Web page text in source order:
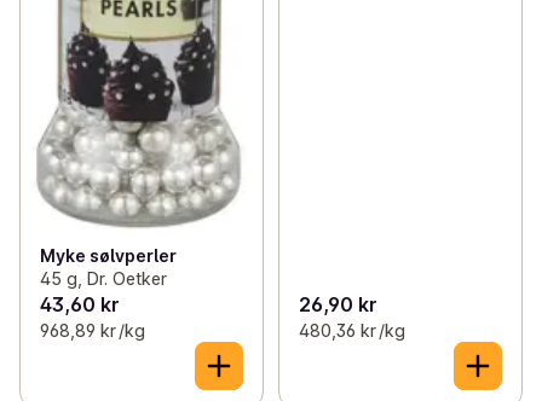
Myke sølvperler
45 g, Dr. Oetker
43,60 kr
968,89 kr /kg
26,90 kr
480,36 kr /kg